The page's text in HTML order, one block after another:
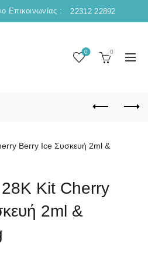
Επικοινωνίας : 22312 22892
0 0
Kit Cherry
2ml &